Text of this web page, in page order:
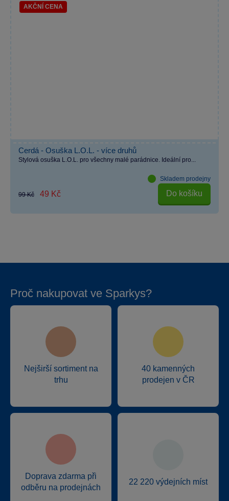
AKČNÍ CENA
Cerdá - Osuška L.O.L. - více druhů
Stylová osuška L.O.L. pro všechny malé parádnice. Ideální pro...
Skladem prodejny
99 Kč 49 Kč Do košíku
Proč nakupovat ve Sparkys?
Nejširší sortiment na
trhu
40 kamenných
prodejen v ČR
Doprava zdarma při
odběru na prodejnách
22 220 výdejních míst